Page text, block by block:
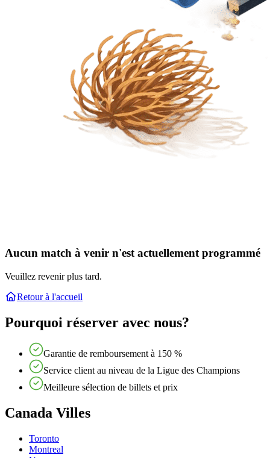
Aucun match à venir n'est actuellement programmé
Veuillez revenir plus tard.
Retour à l'accueil
Pourquoi réserver avec nous?
Garantie de remboursement à 150 %
Service client au niveau de la Ligue des Champions
Meilleure sélection de billets et prix
Canada Villes
Toronto
Montreal